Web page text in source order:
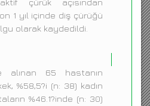
çürük açısından
1 yıl içinde diş çürüğü
olarak kaydedildi.
alınan 65 hastanın
%58,5?i (n: 38) kadın
%46.1?inde (n: 30)